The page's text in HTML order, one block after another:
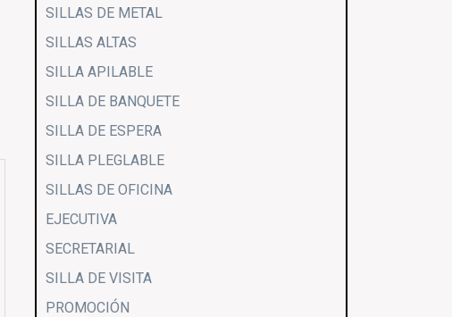
SILLAS DE METAL
SILLAS ALTAS
SILLA APILABLE
SILLA DE BANQUETE
SILLA DE ESPERA
SILLA PLEGLABLE
SILLAS DE OFICINA
EJECUTIVA
SECRETARIAL
SILLA DE VISITA
PROMOCIÓN